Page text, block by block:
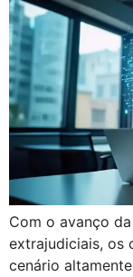
Com o avanço
extrajudiciais, os
cenário